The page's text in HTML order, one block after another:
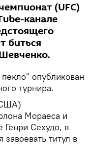
(UFC)
канале
биться
опубликован
турнира.
Мораеса и
Генри Сехудо, в
титул в